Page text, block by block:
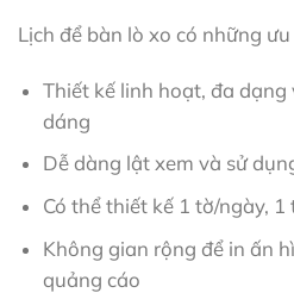
Lịch để bàn lò xo có những
Thiết kế linh hoạt, đa
dáng
Dễ dàng lật xem và sử
Có thể thiết kế 1 tờ/ngày,
Không gian rộng để in ấn
quảng cáo